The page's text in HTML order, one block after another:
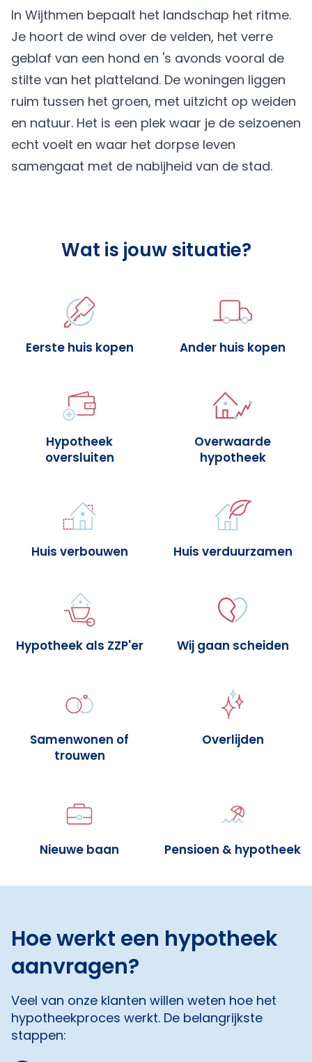
In Wijthmen bepaalt het landschap het ritme.
Je hoort de wind over de velden, het verre
geblaf van een hond en 's avonds vooral de
stilte van het platteland. De woningen liggen
ruim tussen het groen, met uitzicht op weiden
en natuur. Het is een plek waar je de seizoenen
echt voelt en waar het dorpse leven
samengaat met de nabijheid van de stad.
Wat is jouw situatie?
Eerste huis kopen Ander huis kopen
Hypotheek
oversluiten
Overwaarde
hypotheek
Huis verbouwen Huis verduurzamen
Hypotheek als ZZP'er Wij gaan scheiden
Samenwonen of
trouwen
Overlijden
Nieuwe baan Pensioen & hypotheek
Hoe werkt een hypotheek
aanvragen?
Veel van onze klanten willen weten hoe het
hypotheekproces werkt. De belangrijkste
stappen: